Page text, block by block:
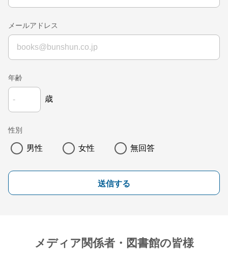
メールアドレス
年齢
歳
性別
男性 女性 無回答
送信する
メディア関係者・図書館の皆様